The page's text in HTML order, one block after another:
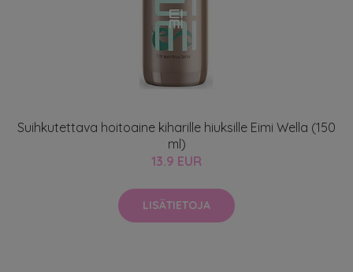
Suihkutettava hoitoaine kiharille hiuksille Eimi Wella (150
ml)
13.9 EUR
LISÄTIETOJA